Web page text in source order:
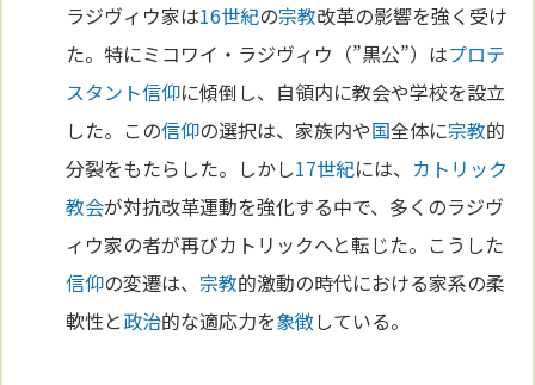
ラジヴィウ家は16世紀の宗教改革の影響を強く受け
た。特にミコワイ・ラジヴィウ（”黒公”）はプロテ
スタント信仰に傾倒し、自領内に教会や学校を設立
した。この信仰の選択は、家族内や国全体に宗教的
分裂をもたらした。しかし17世紀には、 カトリック
教会が対抗改革運動を強化する中で、多くのラジヴ
ィウ家の者が再びカトリックへと転じた。こうした
信仰の変遷は、 宗教的激動の時代における家系の柔
軟性と政治的な適応力を象徴している。